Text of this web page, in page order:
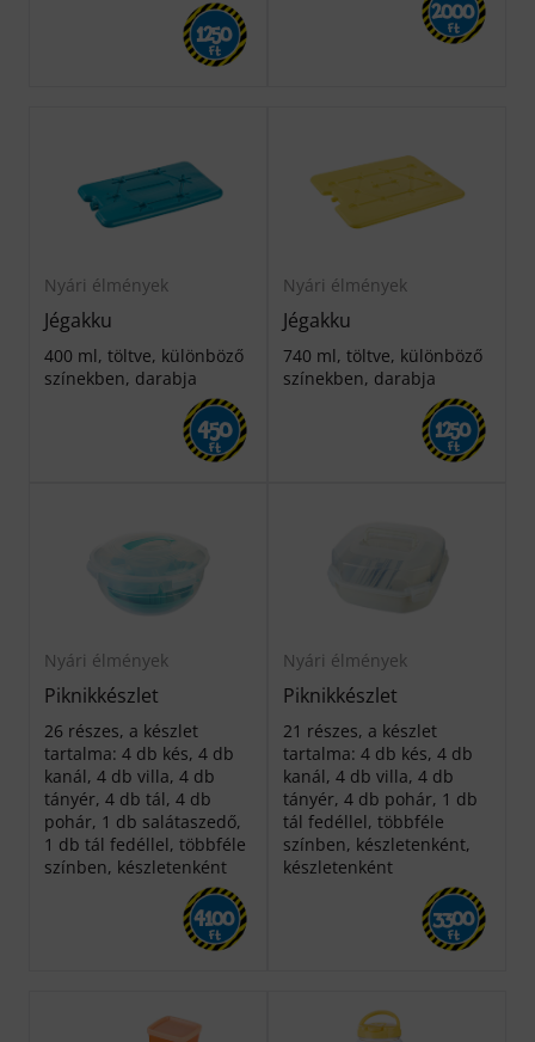
1250
Ft
2000
Ft
Nyári élmények
Jégakku
400 ml, töltve, különböző
színekben, darabja
450
Ft
Nyári élmények
Jégakku
740 ml, töltve, különböző
színekben, darabja
1250
Ft
Nyári élmények
Piknikkészlet
26 részes, a készlet
tartalma: 4 db kés, 4 db
kanál, 4 db villa, 4 db
tányér, 4 db tál, 4 db
pohár, 1 db salátaszedő,
1 db tál fedéllel, többféle
színben, készletenként
4100
Ft
Nyári élmények
Piknikkészlet
21 részes, a készlet
tartalma: 4 db kés, 4 db
kanál, 4 db villa, 4 db
tányér, 4 db pohár, 1 db
tál fedéllel, többféle
színben, készletenként,
készletenként
3300
Ft